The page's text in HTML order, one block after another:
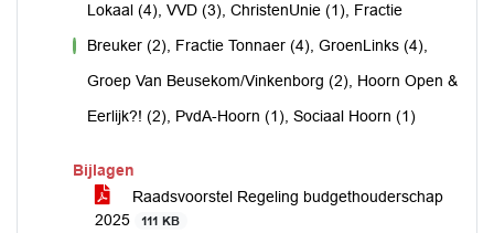
Lokaal (4), VVD (3), ChristenUnie (1), Fractie
Breuker (2), Fractie Tonnaer (4), GroenLinks (4),
Groep Van Beusekom/Vinkenborg (2), Hoorn Open &
Eerlijk?! (2), PvdA-Hoorn (1), Sociaal Hoorn (1)
Bijlagen
Raadsvoorstel Regeling budgethouderschap
2025
111 KB